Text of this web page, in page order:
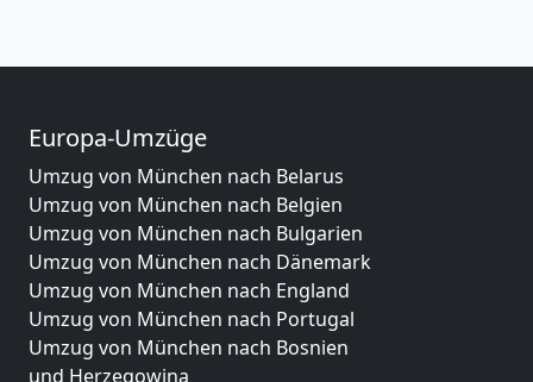
Europa-Umzüge
Umzug von München nach Belarus
Umzug von München nach Belgien
Umzug von München nach Bulgarien
Umzug von München nach Dänemark
Umzug von München nach England
Umzug von München nach Portugal
Umzug von München nach Bosnien
und Herzegowina